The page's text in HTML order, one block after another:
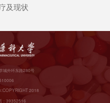
及现状
城外环东路280号
:COPYRIGHT 2018
：39352516